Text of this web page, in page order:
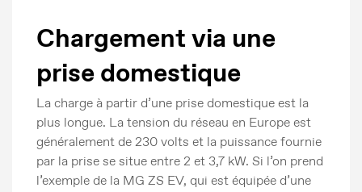
Chargement via une
prise domestique
La charge à partir d’une prise domestique est la
plus longue. La tension du réseau en Europe est
généralement de 230 volts et la puissance fournie
par la prise se situe entre 2 et 3,7 kW. Si l’on prend
l’exemple de la MG ZS EV, qui est équipée d’une